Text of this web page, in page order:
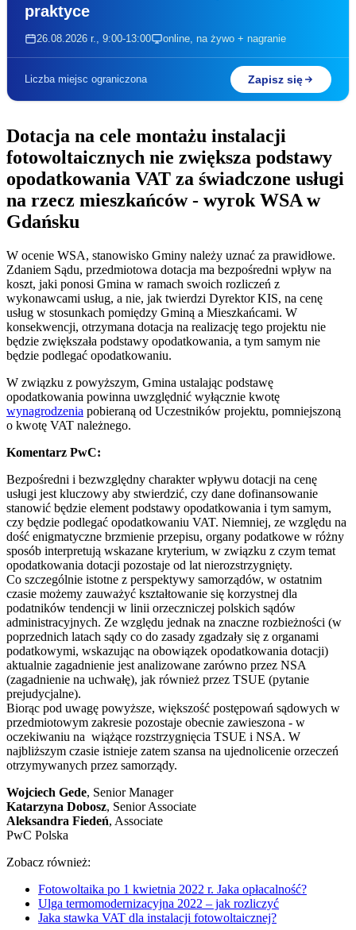
praktyce
26.08.2026 r., 9:00-13:00 online, na żywo + nagranie
Liczba miejsc ograniczona Zapisz się
Dotacja na cele montażu instalacji
fotowoltaicznych nie zwiększa podstawy
opodatkowania VAT za świadczone usługi
na rzecz mieszkańców - wyrok WSA w
Gdańsku
W ocenie WSA, stanowisko Gminy należy uznać za prawidłowe.
Zdaniem Sądu, przedmiotowa dotacja ma bezpośredni wpływ na
koszt, jaki ponosi Gmina w ramach swoich rozliczeń z
wykonawcami usług, a nie, jak twierdzi Dyrektor KIS, na cenę
usług w stosunkach pomiędzy Gminą a Mieszkańcami. W
konsekwencji, otrzymana dotacja na realizację tego projektu nie
będzie zwiększała podstawy opodatkowania, a tym samym nie
będzie podlegać opodatkowaniu.
W związku z powyższym, Gmina ustalając podstawę
opodatkowania powinna uwzględnić wyłącznie kwotę
wynagrodzenia pobieraną od Uczestników projektu, pomniejszoną
o kwotę VAT należnego.
Komentarz PwC:
Bezpośredni i bezwzględny charakter wpływu dotacji na cenę
usługi jest kluczowy aby stwierdzić, czy dane dofinansowanie
stanowić będzie element podstawy opodatkowania i tym samym,
czy będzie podlegać opodatkowaniu VAT. Niemniej, ze względu na
dość enigmatyczne brzmienie przepisu, organy podatkowe w różny
sposób interpretują wskazane kryterium, w związku z czym temat
opodatkowania dotacji pozostaje od lat nierozstrzygnięty.
Co szczególnie istotne z perspektywy samorządów, w ostatnim
czasie możemy zauważyć kształtowanie się korzystnej dla
podatników tendencji w linii orzeczniczej polskich sądów
administracyjnych. Ze względu jednak na znaczne rozbieżności (w
poprzednich latach sądy co do zasady zgadzały się z organami
podatkowymi, wskazując na obowiązek opodatkowania dotacji)
aktualnie zagadnienie jest analizowane zarówno przez NSA
(zagadnienie na uchwałę), jak również przez TSUE (pytanie
prejudycjalne).
Biorąc pod uwagę powyższe, większość postępowań sądowych w
przedmiotowym zakresie pozostaje obecnie zawieszona - w
oczekiwaniu na wiążące rozstrzygnięcia TSUE i NSA. W
najbliższym czasie istnieje zatem szansa na ujednolicenie orzeczeń
otrzymywanych przez samorządy.
Wojciech Gede, Senior Manager
Katarzyna Dobosz, Senior Associate
Aleksandra Fiedeń, Associate
PwC Polska
Zobacz również:
Fotowoltaika po 1 kwietnia 2022 r. Jaka opłacalność?
Ulga termomodernizacyjna 2022 – jak rozliczyć
Jaka stawka VAT dla instalacji fotowoltaicznej?